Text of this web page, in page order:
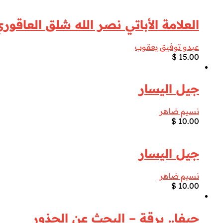
العلامة الأباتي نصر الله شلق العاقوري 1564-
عبدو توفيق يعقوب
$ 15.00
جيل اليسار
نسيم ضاهر
$ 10.00
جيل اليسار
نسيم ضاهر
$ 10.00
حيفا.. برقة – البحث عن الجذور